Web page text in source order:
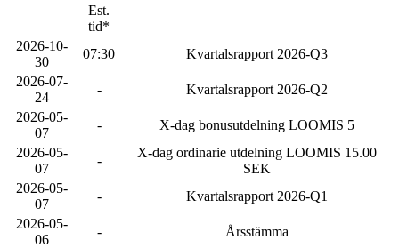
Est.
tid*
2026-10-
30
07:30
Kvartalsrapport 2026-Q3
2026-07-
24
-
Kvartalsrapport 2026-Q2
2026-05-
07
-
X-dag bonusutdelning LOOMIS 5
2026-05-
07
-
X-dag ordinarie utdelning LOOMIS 15.00
SEK
2026-05-
07
-
Kvartalsrapport 2026-Q1
2026-05-
06
-
Årsstämma